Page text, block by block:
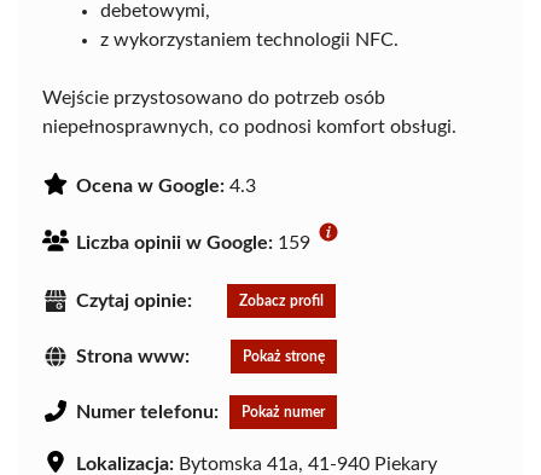
debetowymi,
z wykorzystaniem technologii NFC.
Wejście przystosowano do potrzeb osób
niepełnosprawnych, co podnosi komfort obsługi.
Ocena w Google: 4.3
Liczba opinii w Google: 159
Czytaj opinie: Zobacz profil
Strona www: Pokaż stronę
Numer telefonu: Pokaż numer
Lokalizacja: Bytomska 41a, 41-940 Piekary